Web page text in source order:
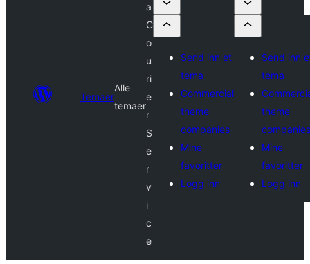
Temaer
Alle
temaer
a
C
o
u
ri
e
r
S
e
r
v
i
c
e
Send inn et
tema
Commercial
theme
companies
Mine
favoritter
Logg inn
Send inn
tema
theme
companies
Mine
favoritter
Logg inn